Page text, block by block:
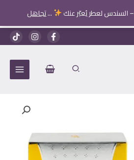
السندس لعطر يُعبّر عنك ...تجاهل